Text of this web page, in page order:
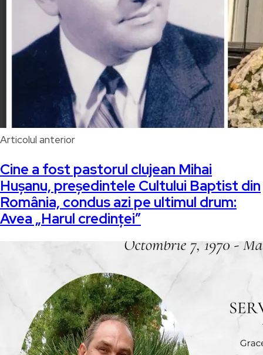
Articolul anterior
Cine a fost pastorul clujean Mihai
Hușanu, președintele Cultului Baptist din
România, condus azi pe ultimul drum:
Avea „Harul credinței”